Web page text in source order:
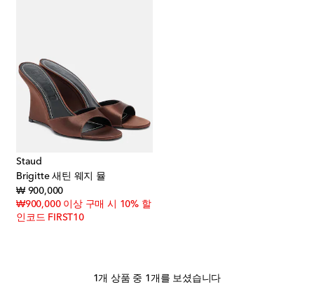
Staud
Brigitte 새틴 웨지 뮬
₩ 900,000original price
₩900,000 이상 구매 시 10% 할
인코드 FIRST10
1개 상품 중 1개를 보셨습니다